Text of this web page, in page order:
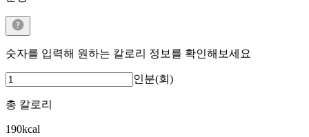
숫자를 입력해 원하는 칼로리 정보를 확인해보세요
인분(회)
총 칼로리
190kcal